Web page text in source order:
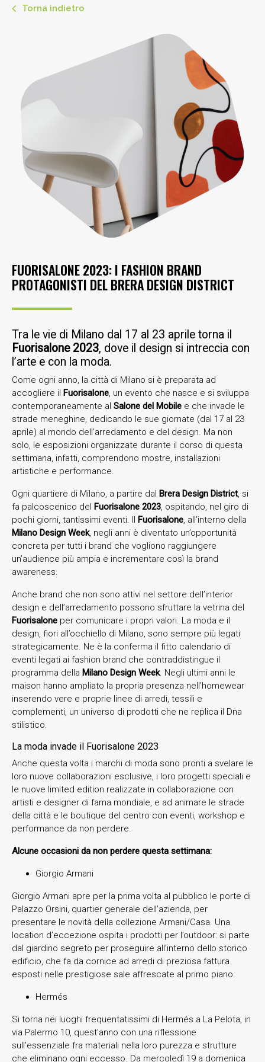
Torna indietro
FUORISALONE 2023: I FASHION BRAND
PROTAGONISTI DEL BRERA DESIGN DISTRICT
Tra le vie di Milano dal 17 al 23 aprile torna il
Fuorisalone 2023, dove il design si intreccia con
l’arte e con la moda.
Come ogni anno, la città di Milano si è preparata ad
accogliere il Fuorisalone, un evento che nasce e si sviluppa
contemporaneamente al Salone del Mobile e che invade le
strade meneghine, dedicando le sue giornate (dal 17 al 23
aprile) al mondo dell’arredamento e del design. Ma non
solo, le esposizioni organizzate durante il corso di questa
settimana, infatti, comprendono mostre, installazioni
artistiche e performance.
Ogni quartiere di Milano, a partire dal Brera Design District, si
fa palcoscenico del Fuorisalone 2023, ospitando, nel giro di
pochi giorni, tantissimi eventi. Il Fuorisalone, all’interno della
Milano Design Week, negli anni è diventato un’opportunità
concreta per tutti i brand che vogliono raggiungere
un’audience più ampia e incrementare così la brand
awareness.
Anche brand che non sono attivi nel settore dell’interior
design e dell’arredamento possono sfruttare la vetrina del
Fuorisalone per comunicare i propri valori. La moda e il
design, fiori all’occhiello di Milano, sono sempre più legati
strategicamente. Ne è la conferma il fitto calendario di
eventi legati ai fashion brand che contraddistingue il
programma della Milano Design Week. Negli ultimi anni le
maison hanno ampliato la propria presenza nell’homewear
inserendo vere e proprie linee di arredi, tessili e
complementi, un universo di prodotti che ne replica il Dna
stilistico.
La moda invade il Fuorisalone 2023
Anche questa volta i marchi di moda sono pronti a svelare le
loro nuove collaborazioni esclusive, i loro progetti speciali e
le nuove limited edition realizzate in collaborazione con
artisti e designer di fama mondiale, e ad animare le strade
della città e le boutique del centro con eventi, workshop e
performance da non perdere.
Alcune occasioni da non perdere questa settimana:
Giorgio Armani
Giorgio Armani apre per la prima volta al pubblico le porte di
Palazzo Orsini, quartier generale dell’azienda, per
presentare le novità della collezione Armani/Casa. Una
location d’eccezione ospita i prodotti per l’outdoor: si parte
dal giardino segreto per proseguire all’interno dello storico
edificio, che fa da cornice ad arredi di preziosa fattura
esposti nelle prestigiose sale affrescate al primo piano.
Hermés
Si torna nei luoghi frequentatissimi di Hermés a La Pelota, in
via Palermo 10, quest’anno con una riflessione
sull’essenziale fra materiali nella loro purezza e strutture
che eliminano ogni eccesso. Da mercoledì 19 a domenica